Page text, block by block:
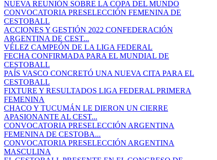
NUEVA REUNIÓN SOBRE LA COPA DEL MUNDO
CONVOCATORIA PRESELECCIÓN FEMENINA DE
CESTOBALL
ACCIONES Y GESTIÓN 2022 CONFEDERACIÓN
ARGENTINA DE CEST...
VÉLEZ CAMPEÓN DE LA LIGA FEDERAL
FECHA CONFIRMADA PARA EL MUNDIAL DE
CESTOBALL
PAÍS VASCO CONCRETÓ UNA NUEVA CITA PARA EL
CESTOBALL
FIXTURE Y RESULTADOS LIGA FEDERAL PRIMERA
FEMENINA
CHACO Y TUCUMÁN LE DIERON UN CIERRE
APASIONANTE AL CEST...
CONVOCATORIA PRESELECCIÓN ARGENTINA
FEMENINA DE CESTOBA...
CONVOCATORIA PRESELECCIÓN ARGENTINA
MASCULINA